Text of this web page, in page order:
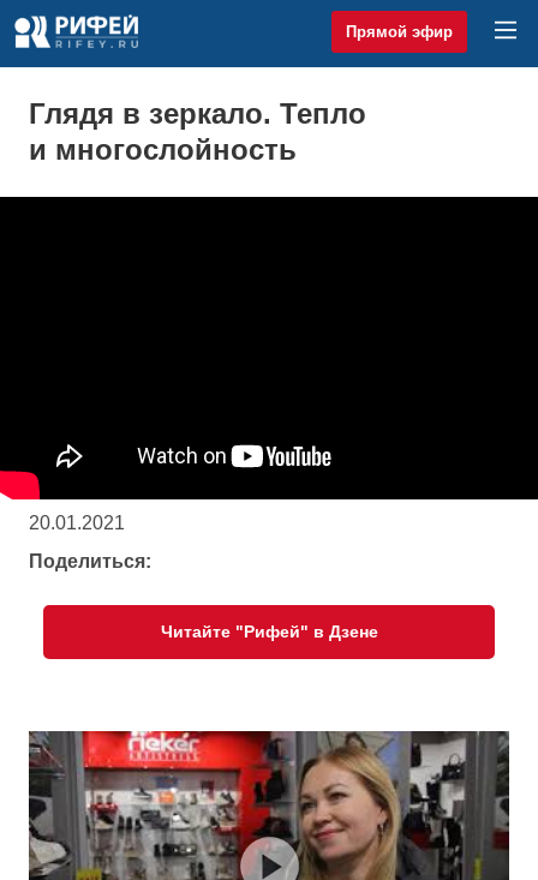
Прямой эфир
Глядя в зеркало. Тепло
и многослойность
20.01.2021
Поделиться:
Читайте "Рифей" в Дзене